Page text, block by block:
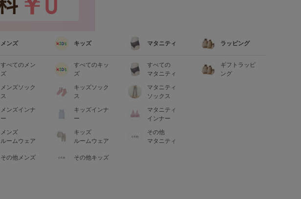
メンズ
すべてのメン
ズ
メンズソック
ス
メンズインナ
ー
メンズ
ルームウェア
その他メンズ
キッズ
すべてのキッ
ズ
キッズソック
ス
キッズインナ
ー
キッズ
ルームウェア
その他キッズ
マタニティ
すべての
マタニティ
マタニティ
ソックス
マタニティ
インナー
その他
マタニティ
ラッピング
ギフトラッピ
ング